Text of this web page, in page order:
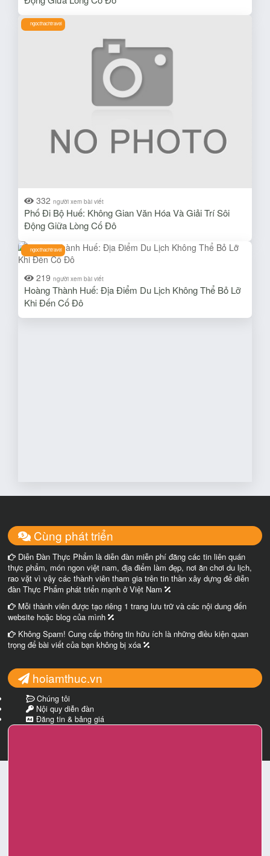
ngocthachtravel
332 người xem bài viết
Phố Đi Bộ Huế: Không Gian Văn Hóa Và Giải Trí Sôi
Động Giữa Lòng Cố Đô
ngocthachtravel
219 người xem bài viết
Hoàng Thành Huế: Địa Điểm Du Lịch Không Thể Bỏ Lỡ
Khi Đến Cố Đô
Cùng phát triển
Diễn Đàn Thực Phẩm là diễn đàn miễn phí đăng các tin liên quán
thực phẩm, món ngon việt nam, địa điểm làm đẹp, nơi ăn chơi du lịch,
rao vặt vì vậy các thành viên tham gia trên tin thần xây dựng để diễn
đàn Thực Phẩm phát triển mạnh ở Việt Nam
Mỗi thành viên được tạo riêng 1 trang lưu trữ và các nội dung đến
website hoặc blog của mình
Không Spam! Cung cấp thông tin hữu ích là những điều kiện quan
trọng để bài viết của bạn không bị xóa
hoiamthuc.vn
Chúng tôi
Nội quy diễn đàn
Đăng tin & bảng giá